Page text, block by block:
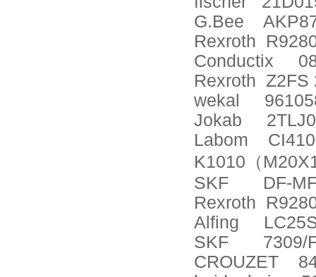
G.Bee
Rexroth
Conductix
Rexroth Z2FS
wekal
Jokab
Labom
K1010 （
SKF
DF-
Rexroth
Alfing
SKF
7309/
CROUZET